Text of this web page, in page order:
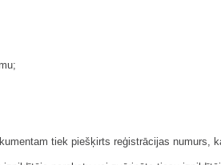
tiek piešķirts reģistrācijas numurs,